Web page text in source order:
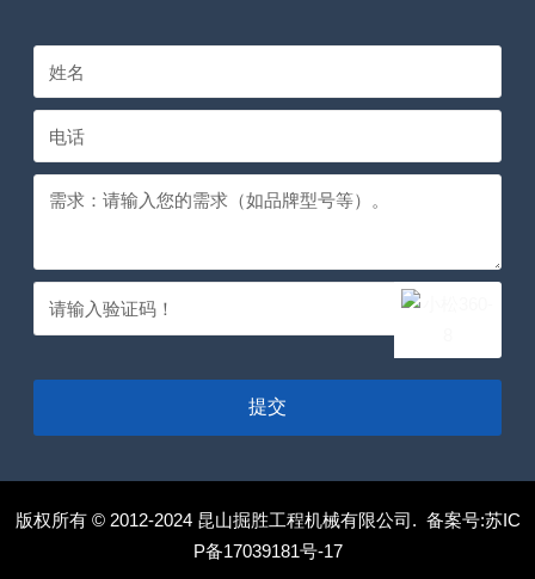
提交
版权所有 © 2012-2024 昆山掘胜工程机械有限公司. 备案号:苏IC
P备17039181号-17